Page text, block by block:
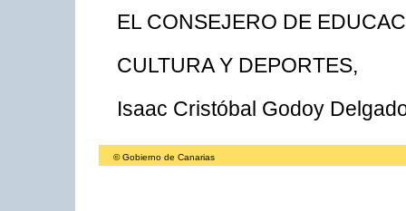
EL CONSEJERO DE
CULTURA Y DEPORTES,
Isaac Cristóbal Godoy
© Gobierno de Canarias